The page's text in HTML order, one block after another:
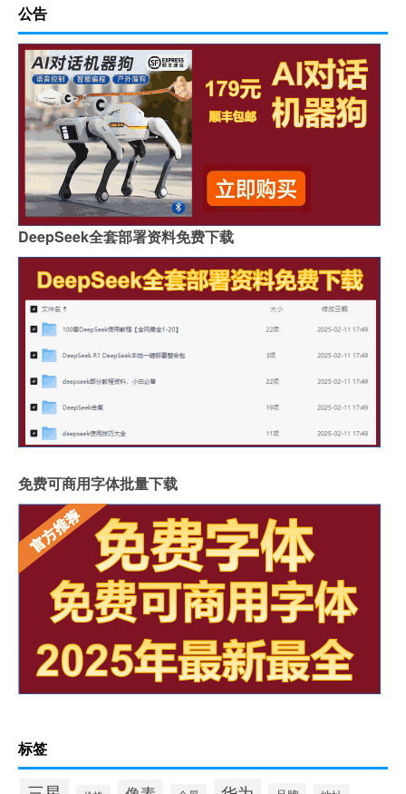
公告
DeepSeek全套部署资料免费下载
免费可商用字体批量下载
标签